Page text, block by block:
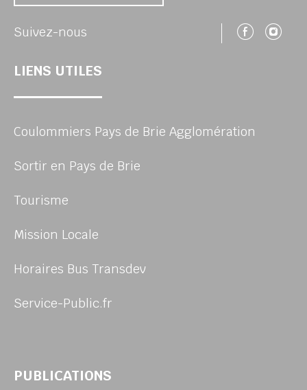
Suivez-nous
LIENS UTILES
Coulommiers Pays de Brie Agglomération
Sortir en Pays de Brie
Tourisme
Mission Locale
Horaires Bus Transdev
Service-Public.fr
PUBLICATIONS